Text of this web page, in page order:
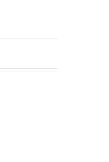
SB AE FC03 -